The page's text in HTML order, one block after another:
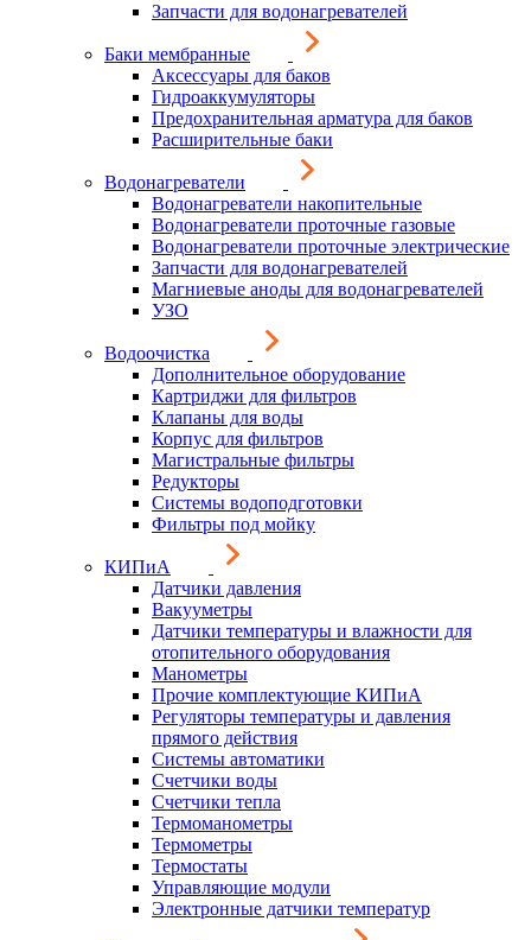
Запчасти для водонагревателей
Баки мембранные
Аксессуары для баков
Гидроаккумуляторы
Предохранительная арматура для баков
Расширительные баки
Водонагреватели
Водонагреватели накопительные
Водонагреватели проточные газовые
Водонагреватели проточные электрические
Запчасти для водонагревателей
Магниевые аноды для водонагревателей
УЗО
Водоочистка
Дополнительное оборудование
Картриджи для фильтров
Клапаны для воды
Корпус для фильтров
Магистральные фильтры
Редукторы
Системы водоподготовки
Фильтры под мойку
КИПиА
Датчики давления
Вакууметры
Датчики температуры и влажности для
отопительного оборудования
Манометры
Прочие комплектующие КИПиА
Регуляторы температуры и давления
прямого действия
Системы автоматики
Счетчики воды
Счетчики тепла
Термоманометры
Термометры
Термостаты
Управляющие модули
Электронные датчики температур